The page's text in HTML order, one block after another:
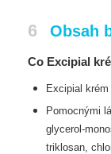
6 Obsah
Co Excipial
Excipial
Pomocnými
glycerol-
triklosan,